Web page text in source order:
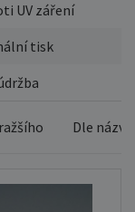
UV záření
tisk
Dle názvu